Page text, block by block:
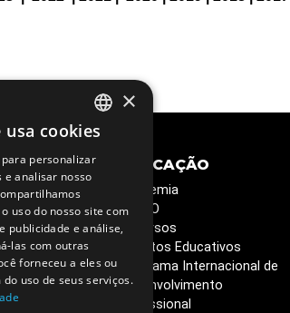
E
Viva
em Casa
queremos ler
poder da
EDUCAÇÃO
Academia
ESERO
Recursos
Projetos Educativos
Programa Internacional de
Desenvolvimento
Profissional
PORTUGUESE
ENGLISH
×
usa cookies
personalizar
e analisar nosso
uso do nosso site com
publicidade e análise,
las com outras
forneceu a eles ou
uso de seus serviços.